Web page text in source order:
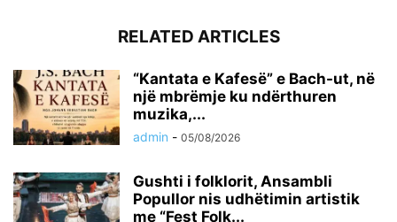
RELATED ARTICLES
“Kantata e Kafesë” e Bach-ut, në
një mbrëmje ku ndërthuren
muzika,...
admin - 05/08/2026
Gushti i folklorit, Ansambli
Popullor nis udhëtimin artistik
me “Fest Folk...